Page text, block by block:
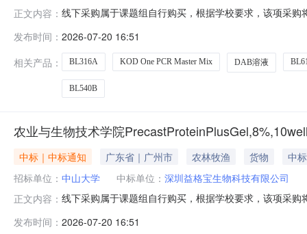
正文内容： 线下采购属于课题组自行购买，根据学校要求，该项采
价深圳益格宝生物科技有限公司蛋白酶抑制剂通用型
发布时间： 2026-07-20 16:51
相关产品：
BL316A KOD One PCR Master Mix DAB溶液
BL540B
农业与生物技术学院
中标｜中标通知 广东省｜广州市 农林牧渔 货物
中
招标单位： 中山大学 中标单位： 深圳益格宝生物科技有限公司
正文内容： 线下采购属于课题组自行购买，根据学校要求，该项采
价深圳益格宝生物科技有限公司蛋白酶抑制剂通用型
发布时间： 2026-07-20 16:51